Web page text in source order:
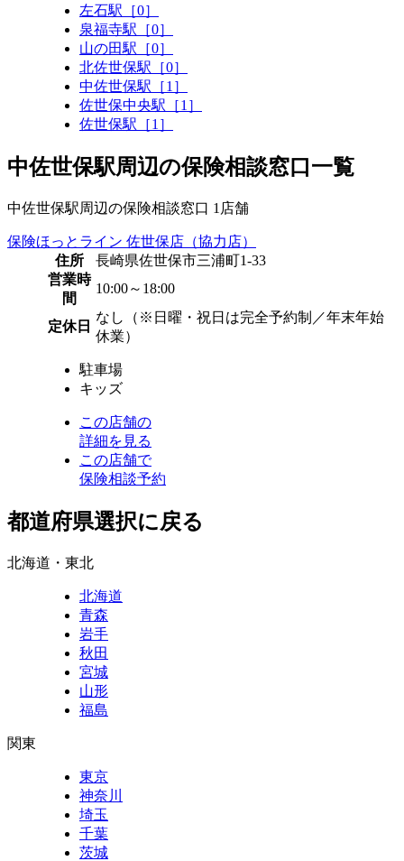
左石駅［0］
泉福寺駅［0］
山の田駅［0］
北佐世保駅［0］
中佐世保駅［1］
佐世保中央駅［1］
佐世保駅［1］
中佐世保駅周辺の保険相談窓口一覧
中佐世保駅周辺の保険相談窓口 1 店舗
保険ほっとライン 佐世保店（協力店）
住所
長崎県佐世保市三浦町1-33
営業時
間
10:00～18:00
定休日
なし（※日曜・祝日は完全予約制／年末年始
休業）
駐車場
キッズ
この店舗の
詳細を見る
この店舗で
保険相談予約
都道府県選択に戻る
北海道・東北
北海道
青森
岩手
秋田
宮城
山形
福島
関東
東京
神奈川
埼玉
千葉
茨城